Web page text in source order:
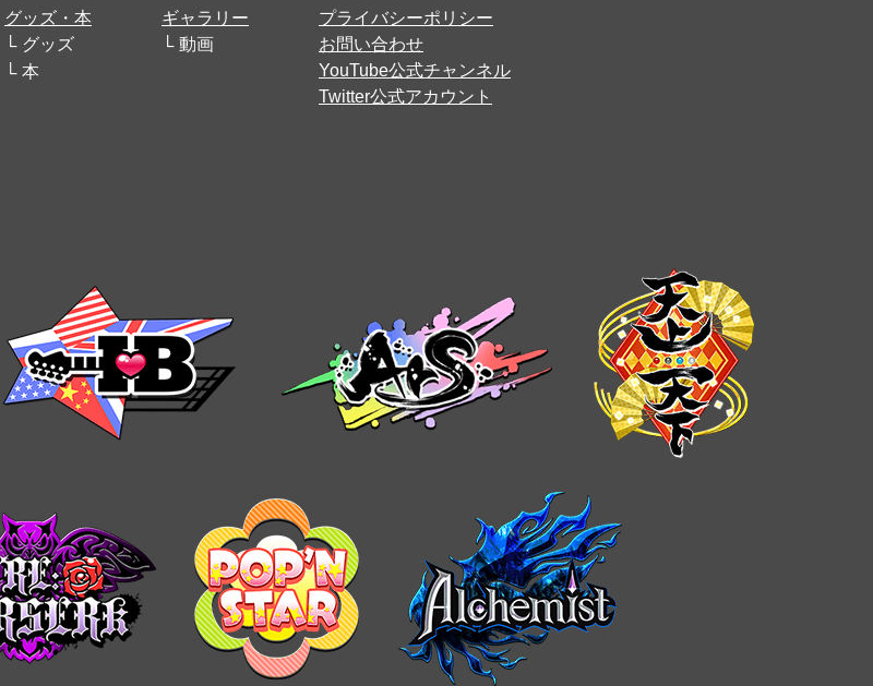
グッズ・本
グッズ
本
ギャラリー
動画
プライバシーポリシー
お問い合わせ
YouTube公式チャンネル
Twitter公式アカウント